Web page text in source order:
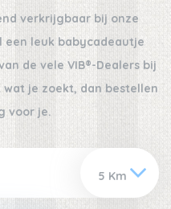
verkrijgbaar bij onze
een leuk babycadeautje
de vele VIB®-Dealers bij
je zoekt, dan bestellen
voor je.